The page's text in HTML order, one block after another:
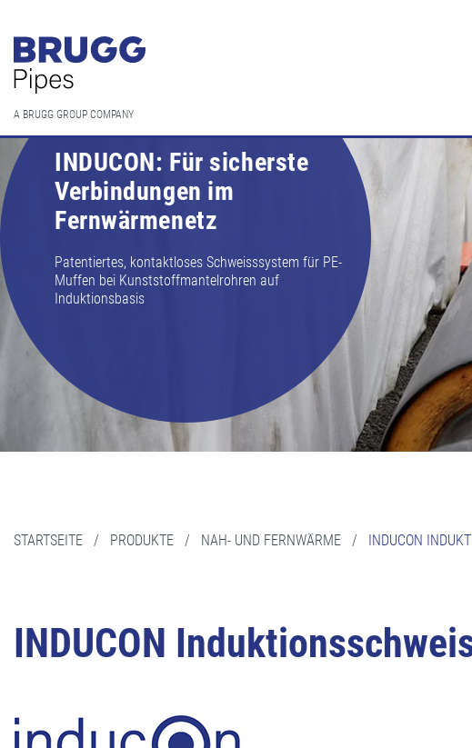
A BRUGG GROUP COMPANY
INDUCON: Für sicherste
Verbindungen im
Fernwärmenetz
Patentiertes, kontaktloses Schweisssystem für PE-
Muffen bei Kunststoffmantelrohren auf
Induktionsbasis
STARTSEITE / PRODUKTE / NAH- UND FERNWÄRME / INDUCON
INDUCON